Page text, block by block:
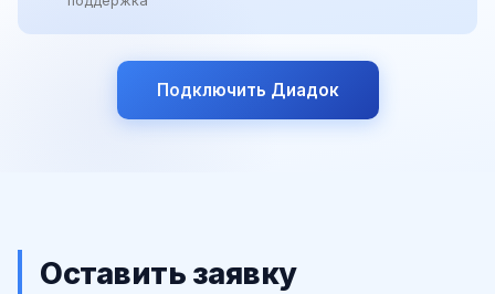
Подключить Диадок
Оставить заявку